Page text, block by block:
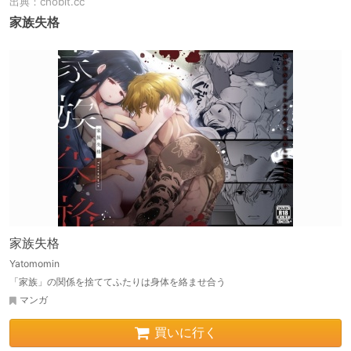
家族失格
家族失格
Yatomomin
「家族」の関係を捨ててふたりは身体を絡ませ合う
マンガ
買いに行く